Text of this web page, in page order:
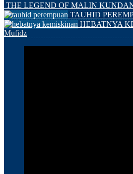
THE LEGEND OF MALIN
TAUHID
HEBATNYA
Mufidz